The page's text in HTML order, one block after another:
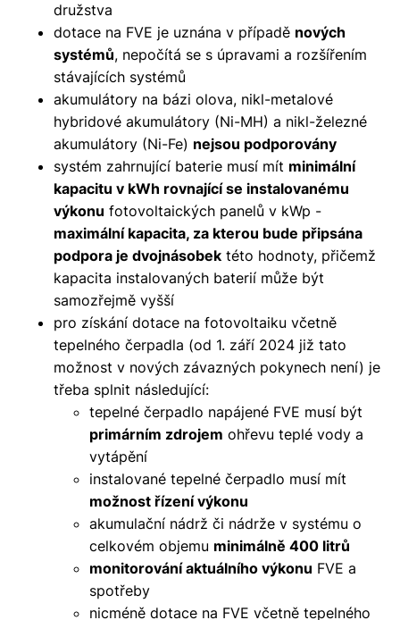
družstva
dotace na FVE je uznána v případě nových
systémů, nepočítá se s úpravami a rozšířením
stávajících systémů
akumulátory na bázi olova, nikl-metalové
hybridové akumulátory (Ni-MH) a nikl-železné
akumulátory (Ni-Fe) nejsou podporovány
systém zahrnující baterie musí mít minimální
kapacitu v kWh rovnající se instalovanému
výkonu fotovoltaických panelů v kWp -
maximální kapacita, za kterou bude připsána
podpora je dvojnásobek této hodnoty, přičemž
kapacita instalovaných baterií může být
samozřejmě vyšší
pro získání dotace na fotovoltaiku včetně
tepelného čerpadla (od 1. září 2024 již tato
možnost v nových závazných pokynech není) je
třeba splnit následující:
tepelné čerpadlo napájené FVE musí být
primárním zdrojem ohřevu teplé vody a
vytápění
instalované tepelné čerpadlo musí mít
možnost řízení výkonu
akumulační nádrž či nádrže v systému o
celkovém objemu minimálně 400 litrů
monitorování aktuálního výkonu FVE a
spotřeby
nicméně dotace na FVE včetně tepelného